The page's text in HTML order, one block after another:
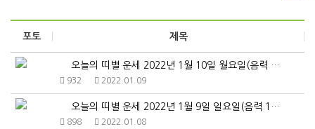
포토 제목
오늘의 띠별 운세 2022년 1월 10일 월요일(음력 …
932 2022.01.09
오늘의 띠별 운세 2022년 1월 9일 일요일(음력 1…
898 2022.01.08